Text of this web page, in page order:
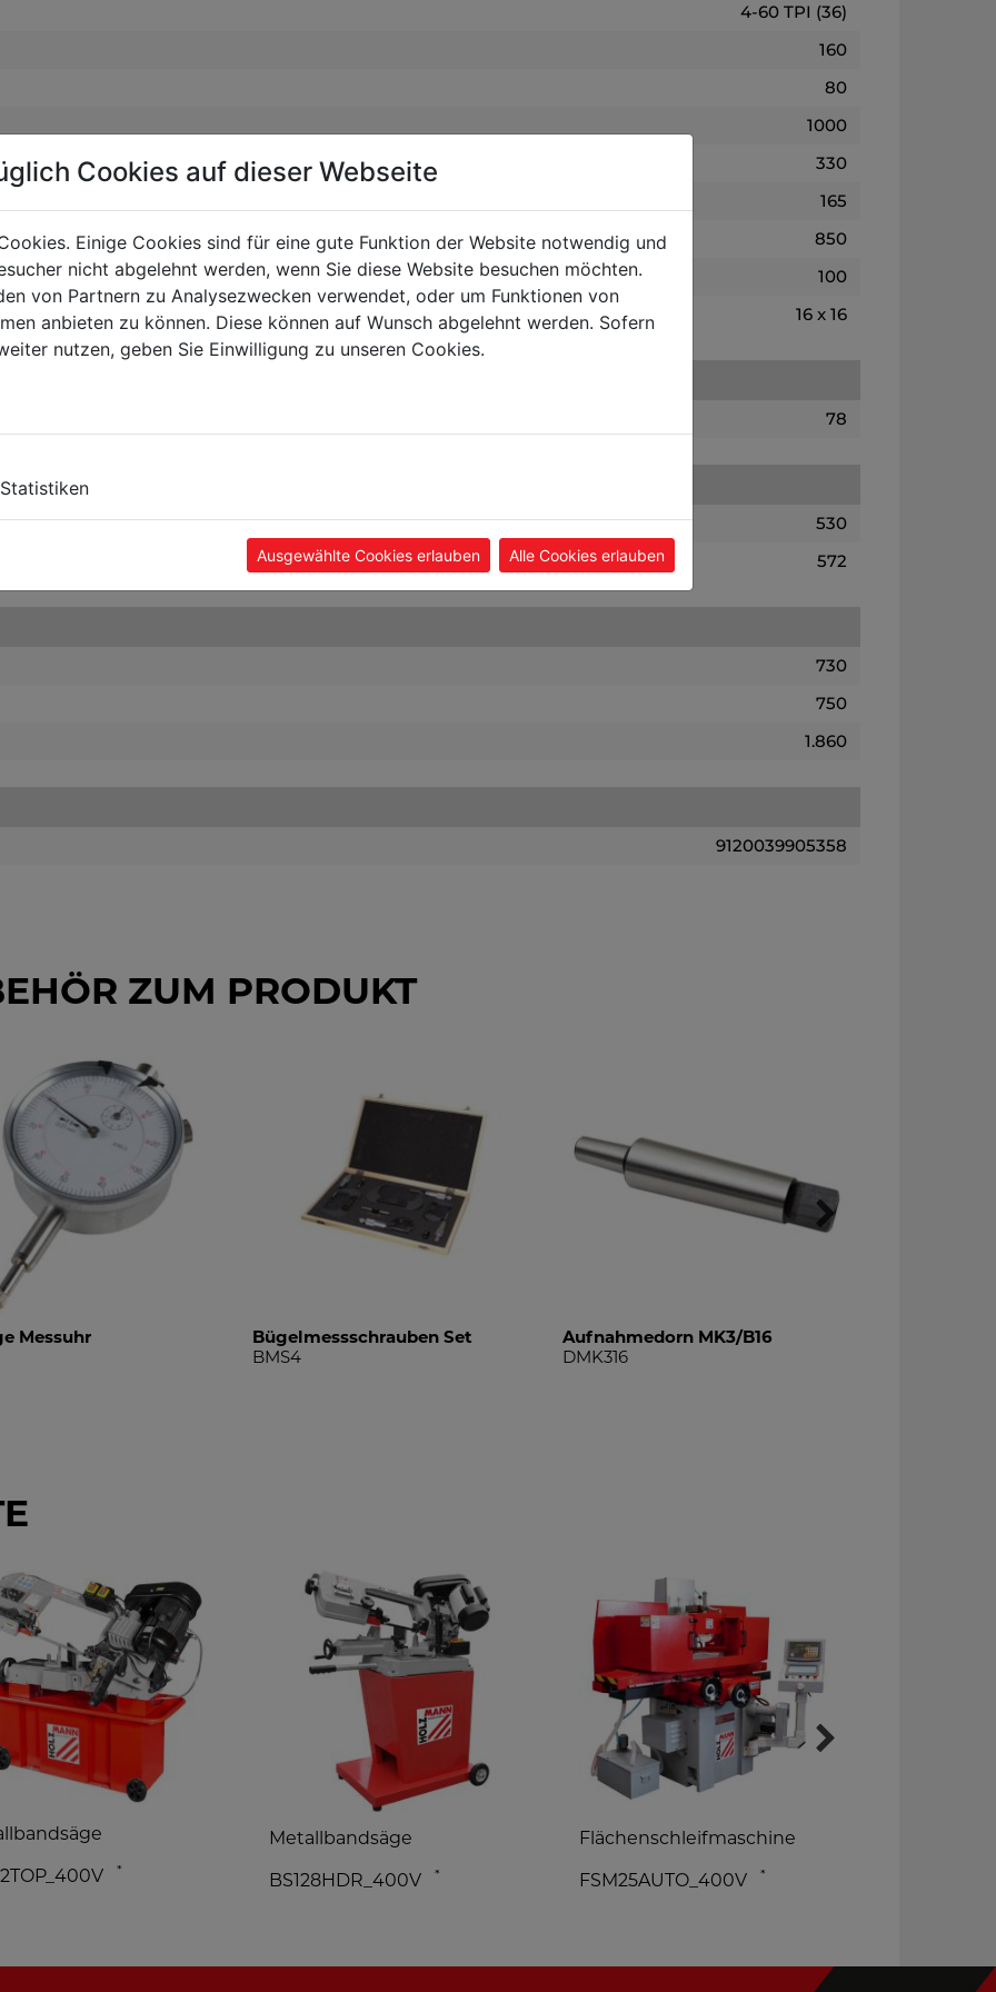
4-60 TPI (36)
160
80
1000
330
165
850
100
16 x 16
78
530
572
730
750
1.860
9120039905358
ZUM PRODUKT
Messuhr
Bügelmessschrauben Set
BMS4
Aufnahmedorn MK3/B16
DMK316
*
Metallbandsäge
BS128HDR_400V
*
Flächenschleifmaschine
FSM25AUTO_400V
*
Cookies auf dieser Webseite
Einige Cookies sind für eine gute Funktion der Website notwendig und
nicht abgelehnt werden, wenn Sie diese Website besuchen möchten.
von Partnern zu Analysezwecken verwendet, oder um Funktionen von
anbieten zu können. Diese können auf Wunsch abgelehnt werden. Sofern
nutzen, geben Sie Einwilligung zu unseren Cookies.
Statistiken
Ausgewählte Cookies erlauben Alle Cookies erlauben